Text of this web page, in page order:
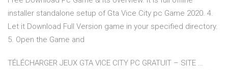
installer standalone setup of Gta Vice City pc Game 2020. 4.
Let it Download Full Version game in your specified directory.
5. Open the Game and
TÉLÉCHARGER JEUX GTA VICE CITY PC GRATUIT – SITE …